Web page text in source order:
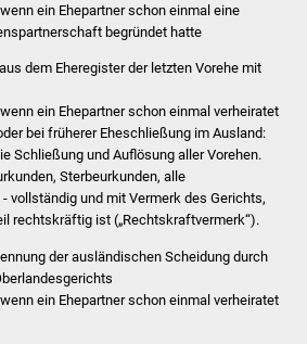
Suenergie
NETZMonitor
Gesundheit und Notfall
Ärzte und Apotheken
Pflege von Angehörigen
Hitzewarnung / UV-
Index
ein Ehepartner schon einmal eine
begründet hatte
dem Eheregister der letzten Vorehe mit
ein Ehepartner schon einmal verheiratet
bei früherer Eheschließung im Ausland:
Schließung und Auflösung aller Vorehen.
Sterbeurkunden, alle
vollständig und mit Vermerk des Gerichts,
rechtskräftig ist („Rechtskraftvermerk“).
der ausländischen Scheidung durch
ein Ehepartner schon einmal verheiratet